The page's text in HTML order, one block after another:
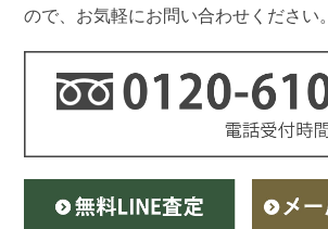
ので、お気軽にお問い合わせください。